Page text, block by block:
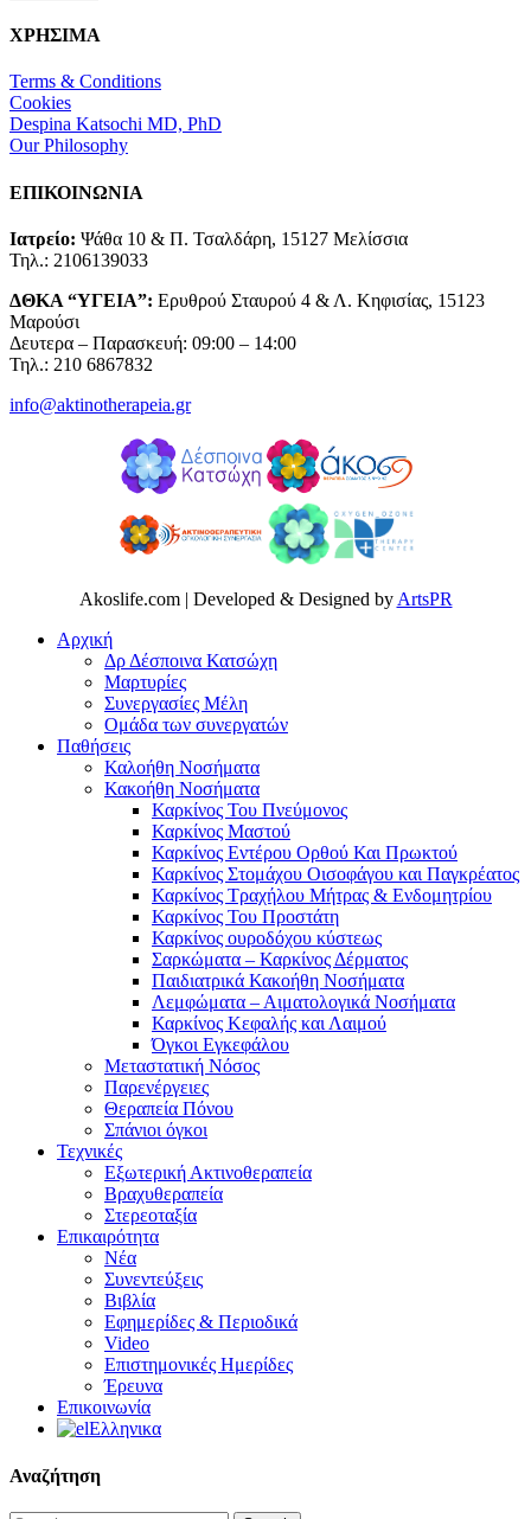
ΧΡΗΣΙΜΑ
Terms & Conditions
Cookies
Despina Katsochi MD, PhD
Our Philosophy
ΕΠΙΚΟΙΝΩΝΙΑ
Ιατρείο: Ψάθα 10 & Π. Τσαλδάρη, 15127 Μελίσσια
Τηλ.: 2106139033
ΔΘΚΑ “ΥΓΕΙΑ”: Ερυθρού Σταυρού 4 & Λ. Κηφισίας, 15123
Μαρούσι
Δευτερα – Παρασκευή: 09:00 – 14:00
Τηλ.: 210 6867832
info@aktinotherapeia.gr
Akoslife.com | Developed & Designed by ArtsPR
Αρχική
Δρ Δέσποινα Κατσώχη
Μαρτυρίες
Συνεργασίες Μέλη
Ομάδα των συνεργατών
Παθήσεις
Καλοήθη Νοσήματα
Κακοήθη Νοσήματα
Καρκίνος Του Πνεύμονος
Καρκίνος Μαστού
Καρκίνος Εντέρου Ορθού Και Πρωκτού
Καρκίνος Στομάχου Οισοφάγου και Παγκρέατος
Καρκίνος Τραχήλου Μήτρας & Ενδομητρίου
Καρκίνος Του Προστάτη
Καρκίνος ουροδόχου κύστεως
Σαρκώματα – Καρκίνος Δέρματος
Παιδιατρικά Κακοήθη Νοσήματα
Λεμφώματα – Αιματολογικά Νοσήματα
Καρκίνος Κεφαλής και Λαιμού
Όγκοι Εγκεφάλου
Μεταστατική Νόσος
Παρενέργειες
Θεραπεία Πόνου
Σπάνιοι όγκοι
Τεχνικές
Εξωτερική Ακτινοθεραπεία
Βραχυθεραπεία
Στερεοταξία
Επικαιρότητα
Νέα
Συνεντεύξεις
Βιβλία
Εφημερίδες & Περιοδικά
Video
Επιστημονικές Ημερίδες
Έρευνα
Επικοινωνία
Ελληνικα
Αναζήτηση